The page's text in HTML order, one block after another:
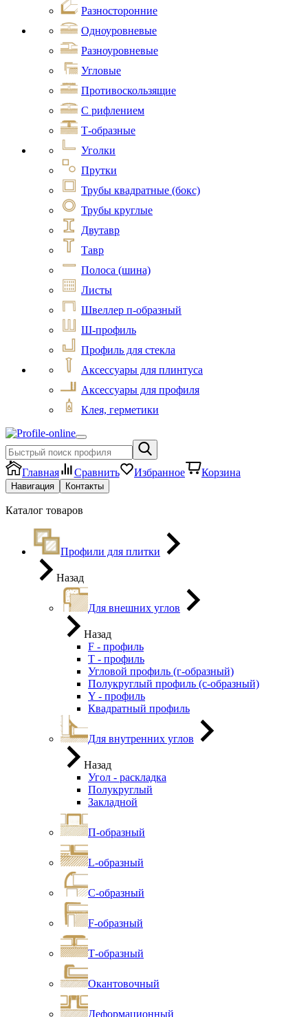
Разносторонние
Одноуровневые
Разноуровневые
Угловые
Противоскользящие
С рифлением
Т-образные
Уголки
Прутки
Трубы квадратные (бокс)
Трубы круглые
Двутавр
Тавр
Полоса (шина)
Листы
Швеллер п-образный
Ш-профиль
Профиль для стекла
Аксессуары для плинтуса
Аксессуары для профиля
Клея, герметики
Главная Сравнить Избранное Корзина
Навигация Контакты
Каталог товаров
Профили для плитки
Назад
Для внешних углов
Назад
F - профиль
Т - профиль
Угловой профиль (г-образный)
Полукруглый профиль (с-образный)
Y - профиль
Квадратный профиль
Для внутренних углов
Назад
Угол - раскладка
Полукруглый
Закладной
П-образный
L-образный
С-образный
F-образный
Т-образный
Окантовочный
Деформационный